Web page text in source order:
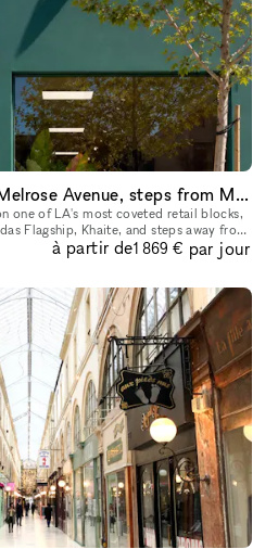
The Emerald Store on Melrose Avenue, steps from Melrose Place
one of LA's most coveted retail blocks,
Flagship, Khaite, and steps away from
gallery-calib
à partir de1 869 € par jour